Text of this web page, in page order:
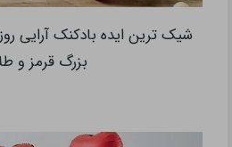
شیک ترین ایده بادکنک آرایی
بزرگ قرمز و